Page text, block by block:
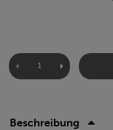
Beschreibung